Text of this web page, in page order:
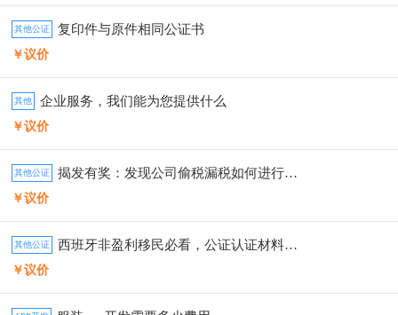
其他公证 复印件与原件相同公证书
￥议价
其他 企业服务，我们能为您提供什么
￥议价
其他公证 揭发有奖：发现公司偷税漏税如何进行举报
￥议价
其他公证 西班牙非盈利移民必看，公证认证材料合集
￥议价